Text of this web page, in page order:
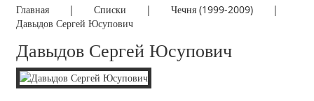
Главная |Списки | Чечня (1999-2009)|
Давыдов Сергей Юсупович
Давыдов Сергей Юсупович